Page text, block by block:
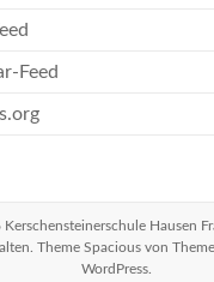
Feed
Kerschensteinerschule Hausen
ThemeSpacious von
WordPress